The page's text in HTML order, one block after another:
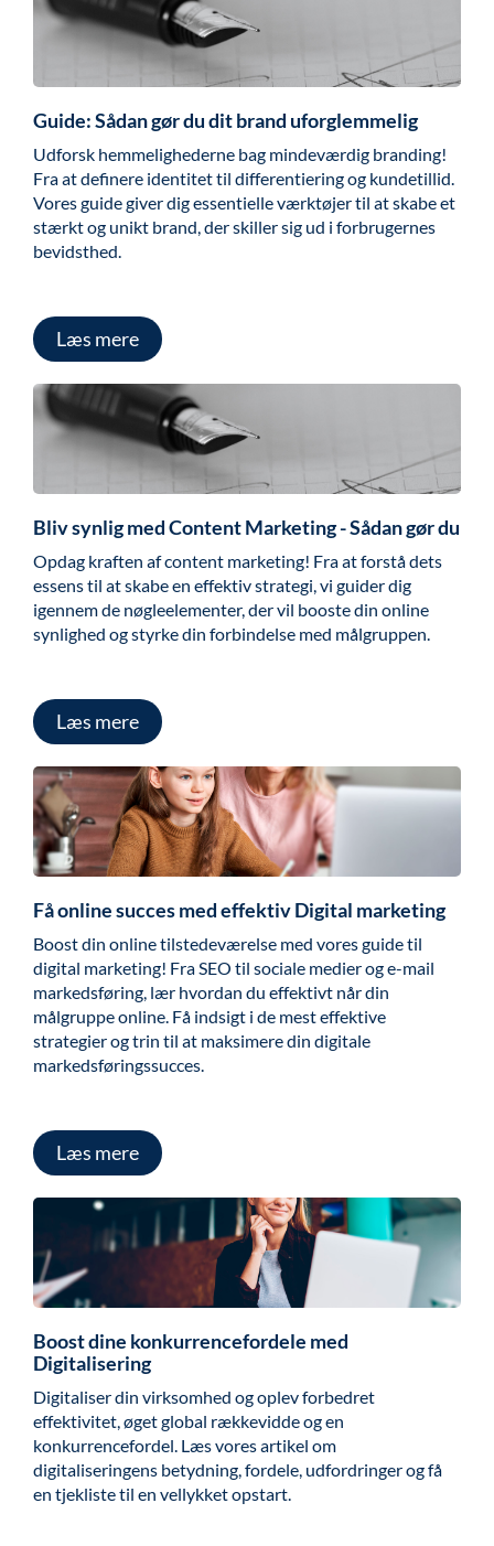
Guide: Sådan gør du dit brand uforglemmelig
Udforsk hemmelighederne bag mindeværdig branding!
Fra at definere identitet til differentiering og kundetillid.
Vores guide giver dig essentielle værktøjer til at skabe et
stærkt og unikt brand, der skiller sig ud i forbrugernes
bevidsthed.
Læs mere
Bliv synlig med Content Marketing - Sådan gør du
Opdag kraften af content marketing! Fra at forstå dets
essens til at skabe en effektiv strategi, vi guider dig
igennem de nøgleelementer, der vil booste din online
synlighed og styrke din forbindelse med målgruppen.
Læs mere
Få online succes med effektiv Digital marketing
Boost din online tilstedeværelse med vores guide til
digital marketing! Fra SEO til sociale medier og e-mail
markedsføring, lær hvordan du effektivt når din
målgruppe online. Få indsigt i de mest effektive
strategier og trin til at maksimere din digitale
markedsføringssucces.
Læs mere
Boost dine konkurrencefordele med
Digitalisering
Digitaliser din virksomhed og oplev forbedret
effektivitet, øget global rækkevidde og en
konkurrencefordel. Læs vores artikel om
digitaliseringens betydning, fordele, udfordringer og få
en tjekliste til en vellykket opstart.